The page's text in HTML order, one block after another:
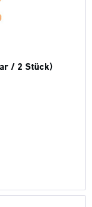
/ 2 Stück)